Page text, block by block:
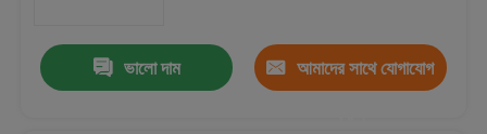
ভালো দাম আমাদের সাথে যোগাযোগ